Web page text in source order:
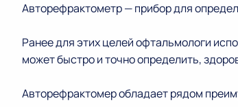
Авторефрактометр — прибор для
Ранее для этих целей офтальмологи
может быстро и точно определить,
Авторефрактомер обладает рядом